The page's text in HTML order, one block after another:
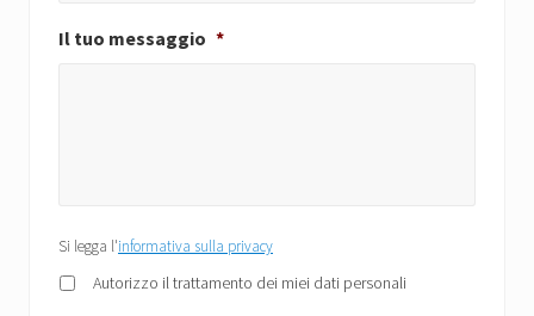
Il tuo messaggio *
Si
l'informativa
Si legga l'informativa sulla privacy
Autorizzo il trattamento dei miei dati personali